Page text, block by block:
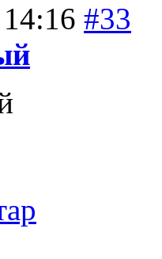
14:16 #33